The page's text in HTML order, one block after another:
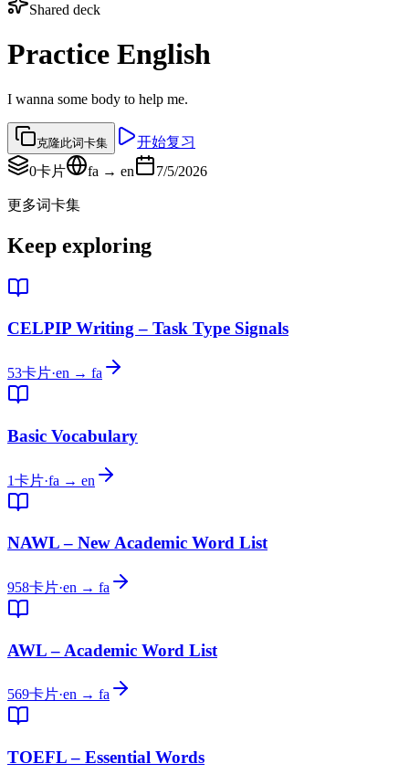
Shared deck
Practice English
I wanna some body to help me.
克隆此词卡集
开始复习
0卡片 fa → en 7/5/2026
更多词卡集
Keep exploring
CELPIP Writing – Task Type Signals
53卡片·en → fa
Basic Vocabulary
1卡片·fa → en
NAWL – New Academic Word List
958卡片·en → fa
AWL – Academic Word List
569卡片·en → fa
TOEFL – Essential Words